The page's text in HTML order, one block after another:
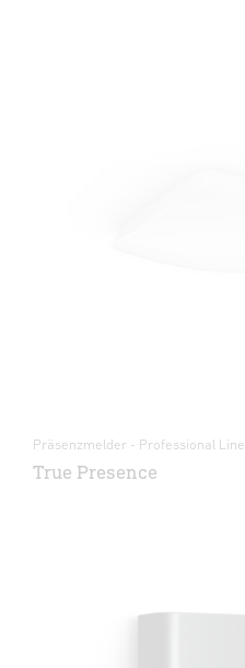
Präsenzmelder - Professional Line
True Presence